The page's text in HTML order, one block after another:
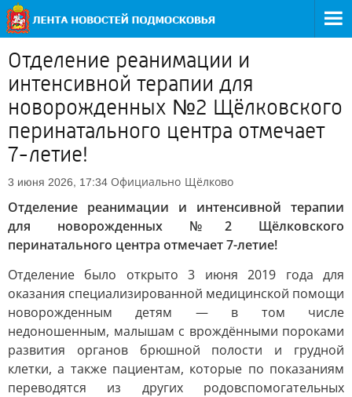
Отделение реанимации и
интенсивной терапии для
новорожденных №2 Щёлковского
перинатального центра отмечает
7-летие!
3 июня 2026, 17:34 Официально Щёлково
Отделение реанимации и интенсивной терапии
для новорожденных №2 Щёлковского
перинатального центра отмечает 7-летие!
Отделение было открыто 3 июня 2019 года для
оказания специализированной медицинской помощи
новорожденным детям — в том числе
недоношенным, малышам с врождёнными пороками
развития органов брюшной полости и грудной
клетки, а также пациентам, которые по показаниям
переводятся из других родовспомогательных